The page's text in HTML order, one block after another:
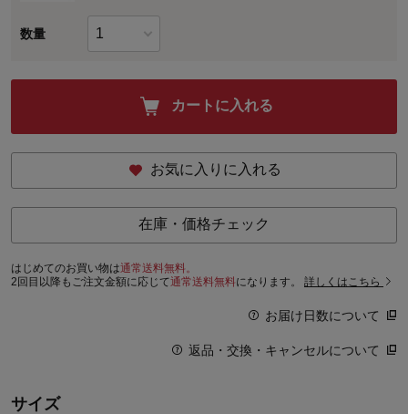
数量
カートに入れる
お気に入りに入れる
在庫・価格チェック
はじめてのお買い物は通常送料無料。
2回目以降もご注文金額に応じて通常送料無料になります。 詳しくはこちら
お届け日数について
返品・交換・キャンセルについて
サイズ